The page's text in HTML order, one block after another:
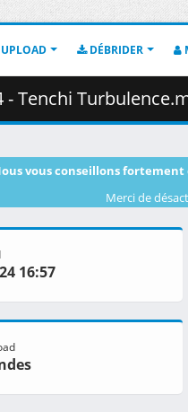
DÉBRIDER
Tenchi
vous conseillons
Merci de
16:57